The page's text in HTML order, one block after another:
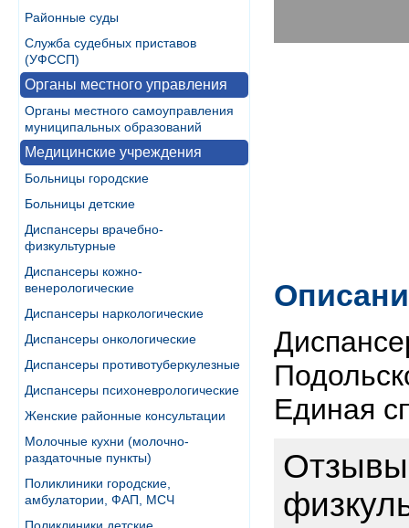
Районные суды
Служба судебных приставов
(УФССП)
Органы местного управления
Органы местного самоуправления
муниципальных образований
Медицинские учреждения
Больницы городские
Больницы детские
Диспансеры врачебно-
физкультурные
Диспансеры кожно-
венерологические
Диспансеры наркологические
Диспансеры онкологические
Диспансеры противотуберкулезные
Диспансеры психоневрологические
Женские районные консультации
Молочные кухни (молочно-
раздаточные пункты)
Поликлиники городские,
амбулатории, ФАП, МСЧ
Единая
Отзывы